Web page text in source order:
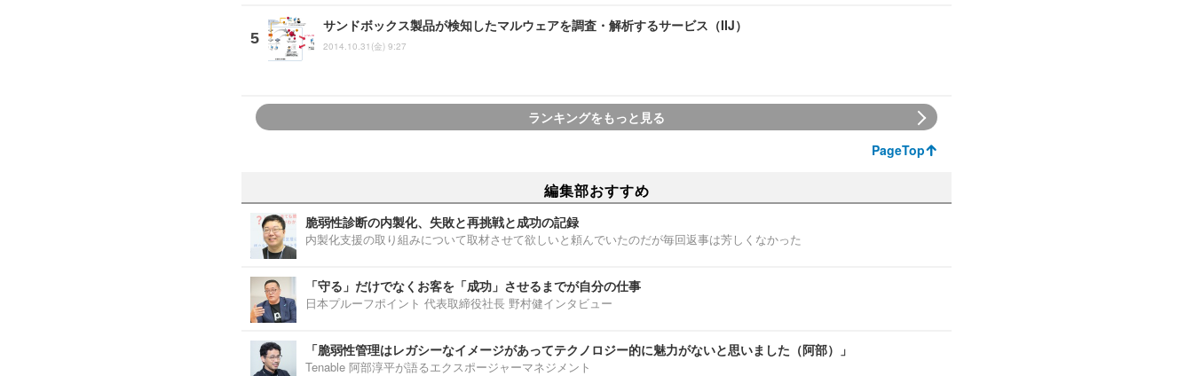
サンドボックス製品が検知したマルウェアを調査・解析するサービス（IIJ）
2014.10.31(金) 9:27
ランキングをもっと見る
PageTop
編集部おすすめ
脆弱性診断の内製化、失敗と再挑戦と成功の記録
内製化支援の取り組みについて取材させて欲しいと頼んでいたのだが毎回返事は芳しくなかった
「守る」だけでなくお客を「成功」させるまでが自分の仕事
日本プルーフポイント 代表取締役社長 野村健インタビュー
「脆弱性管理はレガシーなイメージがあってテクノロジー的に魅力がないと思いました（阿部）」
Tenable 阿部淳平が語るエクスポージャーマネジメント